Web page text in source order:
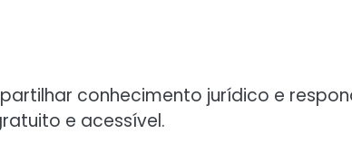
conhecimento jurídico e
e acessível.